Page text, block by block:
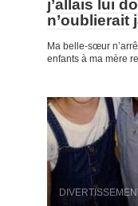
j’allais lui
n’oublierait
Ma belle-sœur
enfants à ma mère